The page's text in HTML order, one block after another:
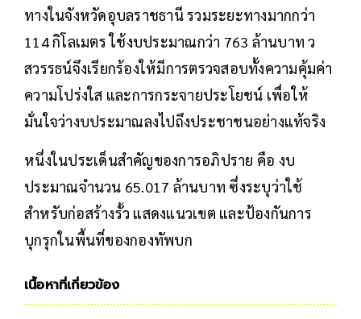
ทางในจังหวัดอุบลราชธานี รวมระยะทางมากกว่า
114 กิโลเมตร ใช้งบประมาณกว่า 763 ล้านบาท ว
สวรรธน์จึงเรียกร้องให้มีการตรวจสอบทั้งความคุ้มค่า
ความโปร่งใส และการกระจายประโยชน์ เพื่อให้
มั่นใจว่างบประมาณลงไปถึงประชาชนอย่างแท้จริง
หนึ่งในประเด็นสำคัญของการอภิปราย คือ งบ
ประมาณจำนวน 65.017 ล้านบาท ซึ่งระบุว่าใช้
สำหรับก่อสร้างรั้ว แสดงแนวเขต และป้องกันการ
บุกรุกในพื้นที่ของกองทัพบก
เนื้อหาที่เกี่ยวข้อง